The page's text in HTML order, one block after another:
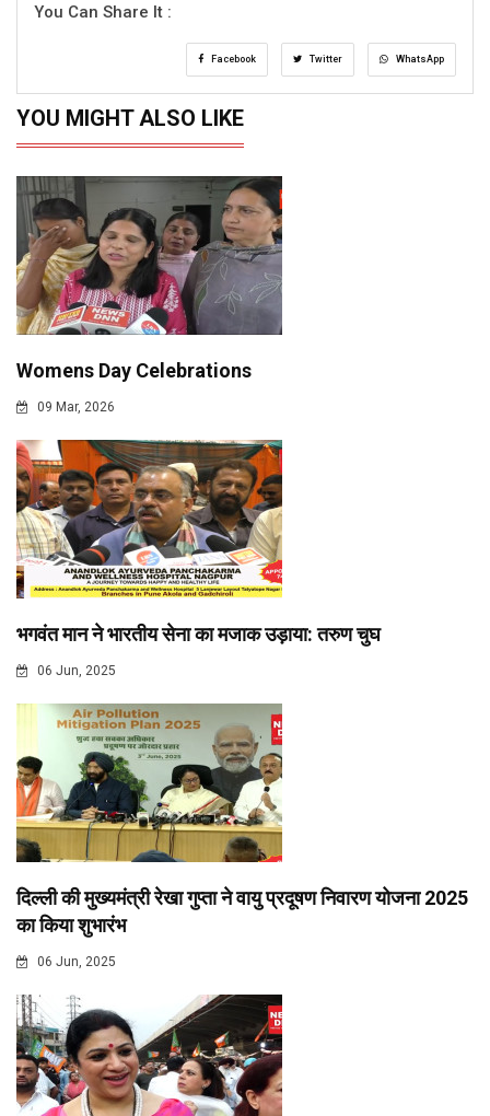
You Can Share It :
Facebook Twitter WhatsApp
YOU MIGHT ALSO LIKE
Womens Day Celebrations
09 Mar, 2026
भगवंत मान ने भारतीय सेना का मजाक उड़ाया: तरुण चुघ
06 Jun, 2025
दिल्ली की मुख्यमंत्री रेखा गुप्ता ने वायु प्रदूषण निवारण योजना 2025
का किया शुभारंभ
06 Jun, 2025